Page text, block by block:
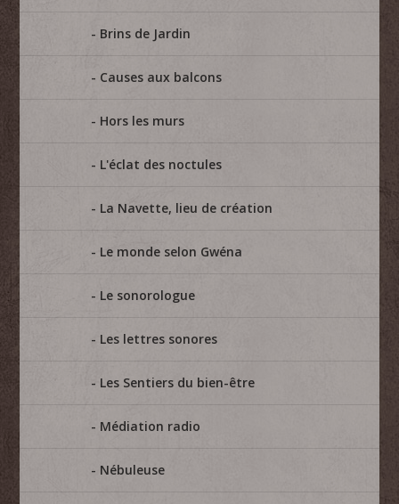
Brins de Jardin
Causes aux balcons
Hors les murs
L'éclat des noctules
La Navette, lieu de création
Le monde selon Gwéna
Le sonorologue
Les lettres sonores
Les Sentiers du bien-être
Médiation radio
Nébuleuse